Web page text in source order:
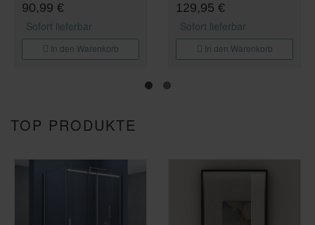
90,99 €
Sofort lieferbar
In den Warenkorb
Aufsatzwaschbecken in
weiß matt aus
Mineralguss Waschtisch
mit 2 Armaturenlöcher
129,95 €
Sofort lieferbar
In den Warenkorb
TOP PRODUKTE